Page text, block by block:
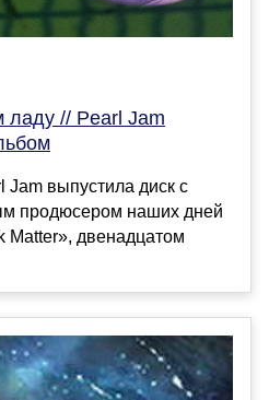
// Pearl Jam
Jam выпустила диск с
продюсером наших дней
двенадцатом